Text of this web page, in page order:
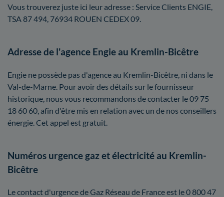
Vous trouverez juste ici leur adresse : Service Clients ENGIE,
TSA 87 494, 76934 ROUEN CEDEX 09.
Adresse de l'agence Engie au Kremlin-Bicêtre
Engie ne possède pas d'agence au Kremlin-Bicêtre, ni dans le
Val-de-Marne. Pour avoir des détails sur le fournisseur
historique, nous vous recommandons de contacter le 09 75
18 60 60, afin d'être mis en relation avec un de nos conseillers
énergie. Cet appel est gratuit.
Numéros urgence gaz et électricité au Kremlin-
Bicêtre
Le contact d'urgence de Gaz Réseau de France est le 0 800 47